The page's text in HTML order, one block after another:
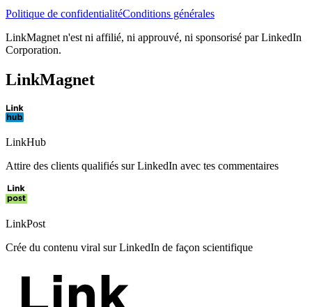
Politique de confidentialitéConditions générales
LinkMagnet n'est ni affilié, ni approuvé, ni sponsorisé par LinkedIn
Corporation.
LinkMagnet
LinkHub
Attire des clients qualifiés sur LinkedIn avec tes commentaires
LinkPost
Crée du contenu viral sur LinkedIn de façon scientifique